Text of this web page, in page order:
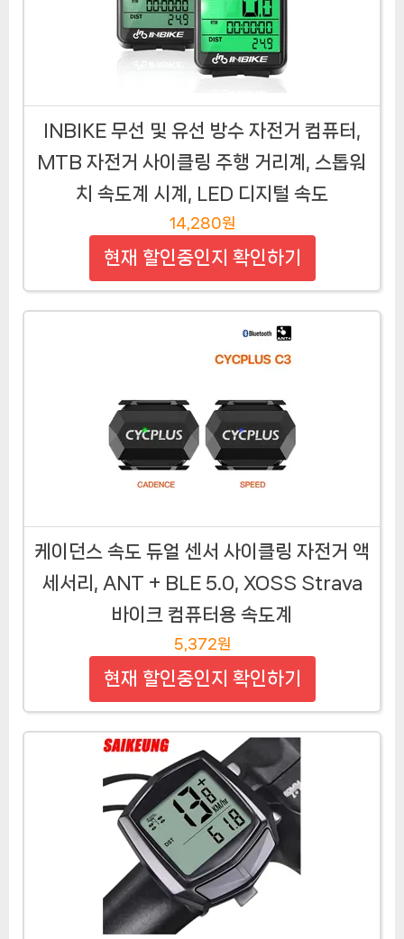
INBIKE 무선 및 유선 방수 자전거 컴퓨터,
MTB 자전거 사이클링 주행 거리계, 스톱워
치 속도계 시계, LED 디지털 속도
14,280원
현재 할인중인지 확인하기
케이던스 속도 듀얼 센서 사이클링 자전거 액
세서리, ANT + BLE 5.0, XOSS Strava
바이크 컴퓨터용 속도계
5,372원
현재 할인중인지 확인하기